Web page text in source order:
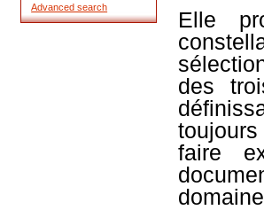
Advanced search
Elle
des
faire